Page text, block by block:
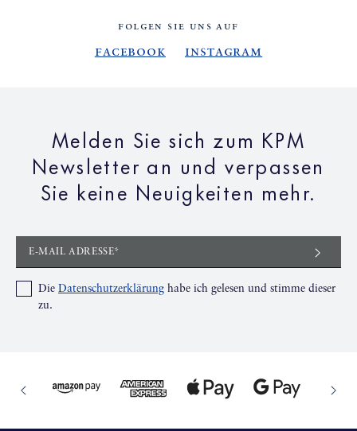
FOLGEN SIE UNS AUF
Facebook Instagram
Melden Sie sich zum KPM
Newsletter an und verpassen
Sie keine Neuigkeiten mehr.
E-MAIL ADRESSE*
Die Datenschutzerklärung habe ich gelesen und stimme dieser
zu.